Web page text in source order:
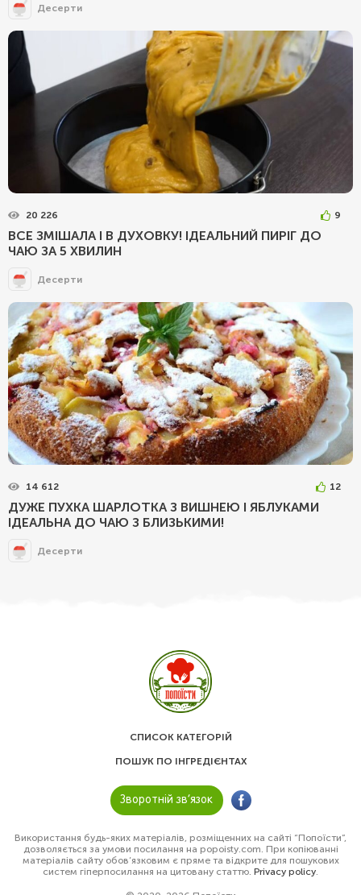
Десерти
20 226 9
ВСЕ ЗМІШАЛА І В ДУХОВКУ! ІДЕАЛЬНИЙ ПИРІГ ДО
ЧАЮ ЗА 5 ХВИЛИН
Десерти
14 612 12
ДУЖЕ ПУХКА ШАРЛОТКА З ВИШНЕЮ І ЯБЛУКАМИ
ІДЕАЛЬНА ДО ЧАЮ З БЛИЗЬКИМИ!
Десерти
СПИСОК КАТЕГОРІЙ
ПОШУК ПО ІНГРЕДІЄНТАХ
Зворотній зв’язок
Використання будь-яких матеріалів, розміщенних на сайті “Попоїсти”,
дозволяється за умови посилання на popoisty.com. При копіюванні
матеріалів сайту обов’язковим є пряме та відкрите для пошукових
систем гіперпосилання на цитовану статтю. Privacy policy.